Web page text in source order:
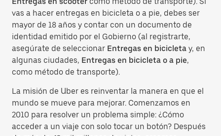
vas a hacer entregas en bicicleta o a pie, debes ser
mayor de 18 años y contar con un documento de
identidad emitido por el Gobierno (al registrarte,
asegúrate de seleccionar Entregas en bicicleta y, en
algunas ciudades, Entregas en bicicleta o a pie,
como método de transporte).
La misión de Uber es reinventar la manera en que el
mundo se mueve para mejorar. Comenzamos en
2010 para resolver un problema simple: ¿Cómo
acceder a un viaje con solo tocar un botón? Después